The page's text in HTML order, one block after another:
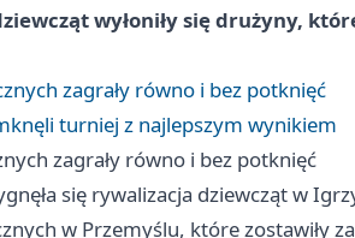
wyłoniły się drużyny,
zagrały równo i bez potknięć
turniej z najlepszym wynikiem
zagrały równo i bez potknięć
się rywalizacja dziewcząt w
w Przemyślu, które zostawiły